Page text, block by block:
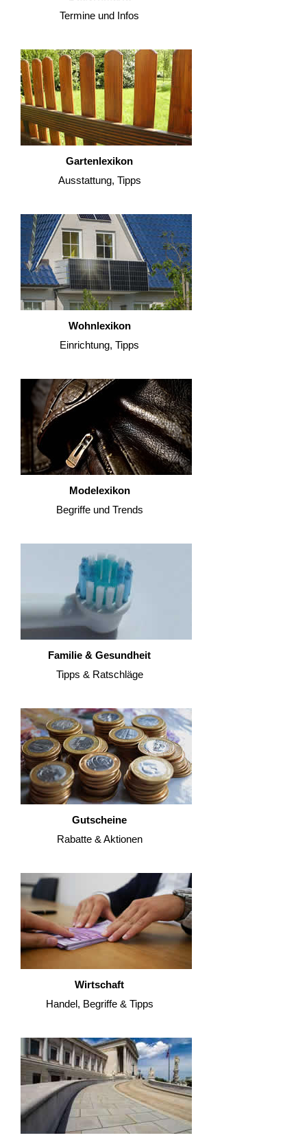
Termine und Infos
Gartenlexikon
Ausstattung, Tipps
Wohnlexikon
Einrichtung, Tipps
Modelexikon
Begriffe und Trends
Familie & Gesundheit
Tipps & Ratschläge
Gutscheine
Rabatte & Aktionen
Wirtschaft
Handel, Begriffe & Tipps